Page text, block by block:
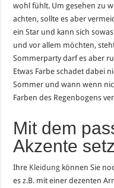
wohl fühlt. Um gesehen zu
achten, sollte es aber
ein Star und kann sich
und vor allem möchten,
Sommerparty darf es aber
Etwas Farbe schadet dabei
Sommer und wann wenn
Farben des Regenbogens
Mit dem
Akzente
Ihre Kleidung können Sie
es z.B. mit einer dezenten